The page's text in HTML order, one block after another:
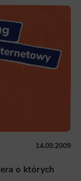
14.09.2009
o których